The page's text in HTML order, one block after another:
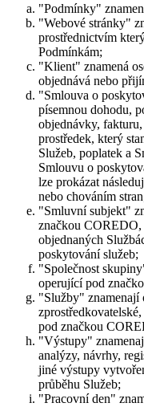
"Podmínky"
"Webové stránky"
prostřednictvím
Podmínkám;
"Klient" znamená
objednává nebo
"Smlouva o
písemnou dohodu,
objednávky,
prostředek, který
Služeb, poplatek a
Smlouvu o
lze prokázat
nebo chováním
"Smluvní subjekt"
značkou COREDO,
objednaných
poskytování služeb;
"Společnost
operující pod
"Služby" znamenají
pod značkou
"Výstupy"
analýzy, návrhy,
jiné výstupy
průběhu Služeb;
"Pracovní den"